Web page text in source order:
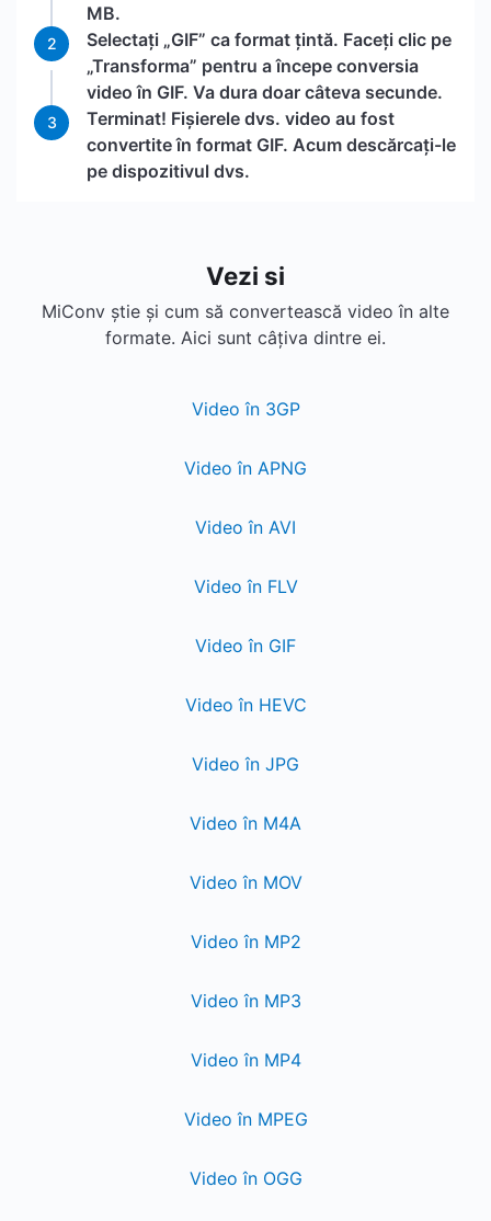
MB.
2
Selectați „GIF” ca format țintă. Faceți clic pe
„Transforma” pentru a începe conversia
video în GIF. Va dura doar câteva secunde.
3
Terminat! Fișierele dvs. video au fost
convertite în format GIF. Acum descărcați-le
pe dispozitivul dvs.
Vezi si
MiConv știe și cum să convertească video în alte
formate. Aici sunt câțiva dintre ei.
Video în 3GP
Video în APNG
Video în AVI
Video în FLV
Video în GIF
Video în HEVC
Video în JPG
Video în M4A
Video în MOV
Video în MP2
Video în MP3
Video în MP4
Video în MPEG
Video în OGG